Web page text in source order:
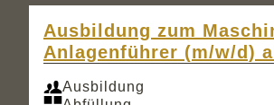
Ausbildung zum
Anlagenführer (m/w/d)
Ausbildung